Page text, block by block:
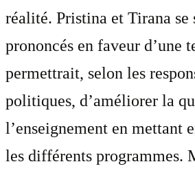
réalité. Pristina et Tirana se
prononcés en faveur d’une
permettrait, selon les
politiques, d’améliorer la
l’enseignement en mettant
les différents programmes.